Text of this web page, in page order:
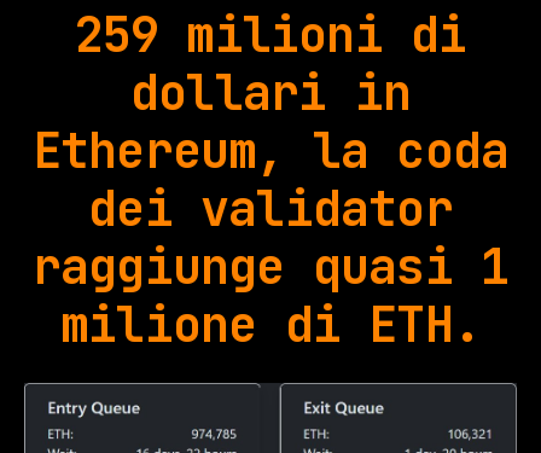
259 milioni di
dollari in
Ethereum, la coda
dei validator
raggiunge quasi 1
milione di ETH.